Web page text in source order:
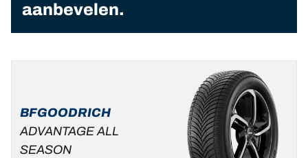
aanbevelen.
BFGOODRICH
ADVANTAGE ALL
SEASON